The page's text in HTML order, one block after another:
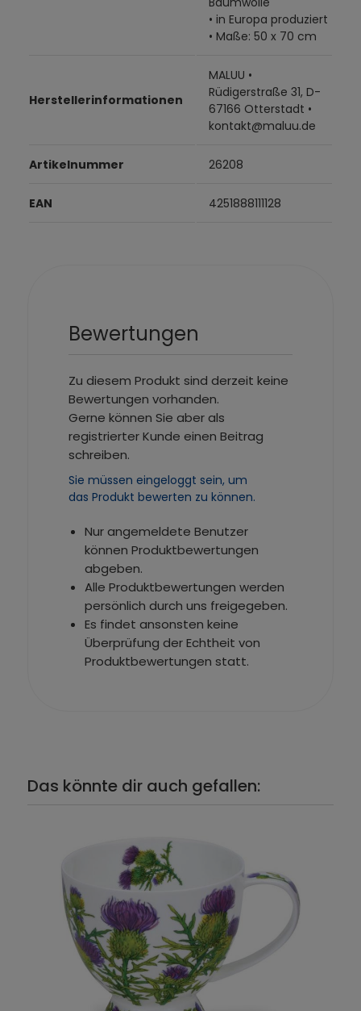
• in Europa produziert
• Maße: 50 x 70 cm
Herstellerinformationen
MALUU •
Rüdigerstraße 31, D-
67166 Otterstadt •
kontakt@maluu.de
Artikelnummer 26208
EAN 4251888111128
Bewertungen
Zu diesem Produkt sind derzeit keine
Bewertungen vorhanden.
Gerne können Sie aber als
registrierter Kunde einen Beitrag
schreiben.
Sie müssen eingeloggt sein, um
das Produkt bewerten zu können.
Nur angemeldete Benutzer
können Produktbewertungen
abgeben.
Alle Produktbewertungen werden
persönlich durch uns freigegeben.
Es findet ansonsten keine
Überprüfung der Echtheit von
Produktbewertungen statt.
Das könnte dir auch gefallen: